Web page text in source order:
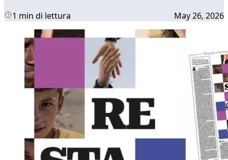
1 min di lettura May 26, 2026